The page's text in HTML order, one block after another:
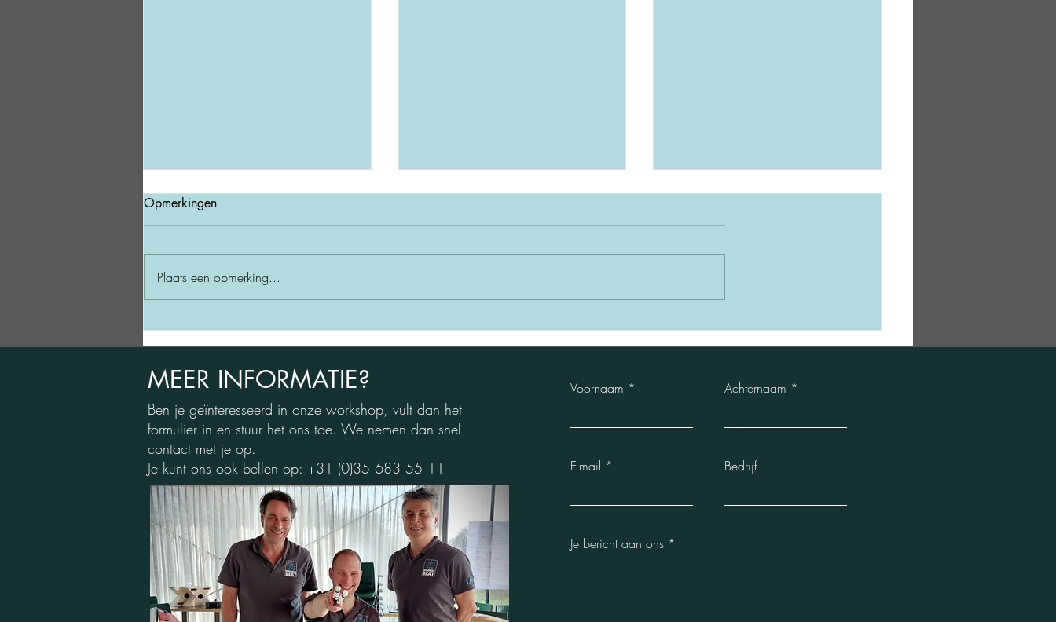
Ritme ≠ Tempo
rommelige jam...
bestaat niet 🥁, de beste leider
Opmerkingen
Plaats een opmerking...
MEER INFORMATIE?
Ben je geïnteresseerd in onze workshop, vult dan het
formulier in en stuur het ons toe. We nemen dan snel
contact met je op.
Je kunt ons ook bellen op: +31 (0)35 683 55 11
Voornaam Achternaam
E-mail Bedrijf
Je bericht aan ons